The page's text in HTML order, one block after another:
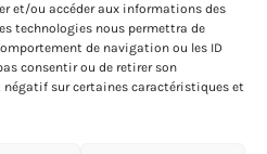
et/ou accéder aux informations des
technologies nous permettra de
de navigation ou les ID
consentir ou de retirer son
sur certaines caractéristiques et
personnels